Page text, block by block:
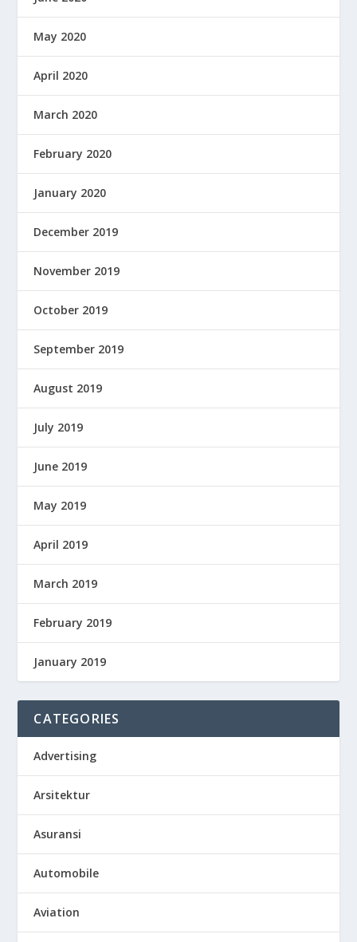
May 2020
April 2020
March 2020
February 2020
January 2020
December 2019
November 2019
October 2019
September 2019
August 2019
July 2019
June 2019
May 2019
April 2019
March 2019
February 2019
January 2019
CATEGORIES
Advertising
Arsitektur
Asuransi
Automobile
Aviation